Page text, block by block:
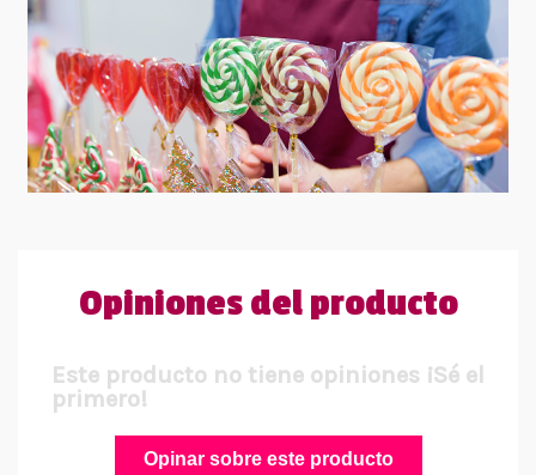
Opiniones del producto
Este producto no tiene opiniones ¡Sé el
primero!
Opinar sobre este producto